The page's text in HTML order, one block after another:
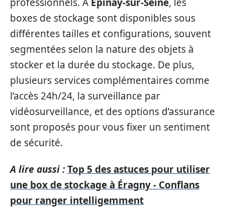
boxes de stockage sont disponibles sous
différentes tailles et configurations, souvent
segmentées selon la nature des objets à
stocker et la durée du stockage. De plus,
plusieurs services complémentaires comme
l’accès 24h/24, la surveillance par
vidéosurveillance, et des options d’assurance
sont proposés pour vous fixer un sentiment
de sécurité.
A lire aussi :Top 5 des astuces pour utiliser
une box de stockage à Éragny - Conflans
pour ranger intelligemment